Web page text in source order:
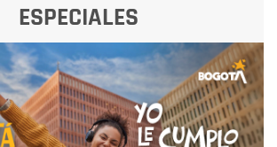
ESPECIALES